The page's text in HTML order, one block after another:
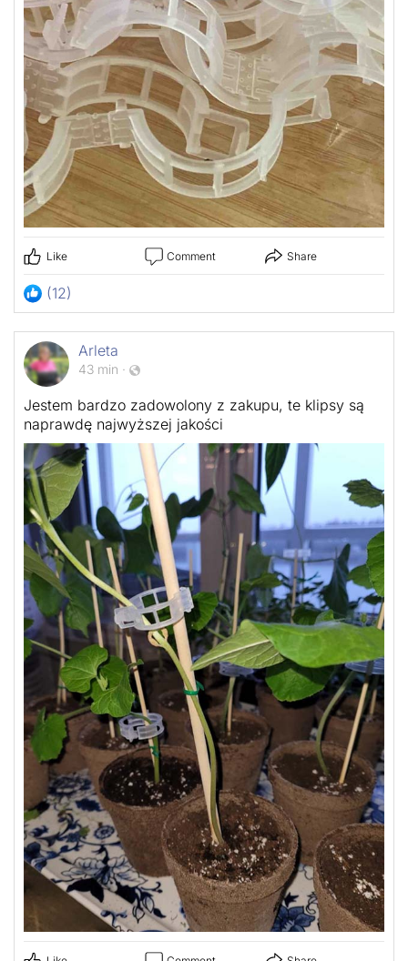
Like Comment Share
(12)
Arleta
43 min ·
Jestem bardzo zadowolony z zakupu, te klipsy są
naprawdę najwyższej jakości